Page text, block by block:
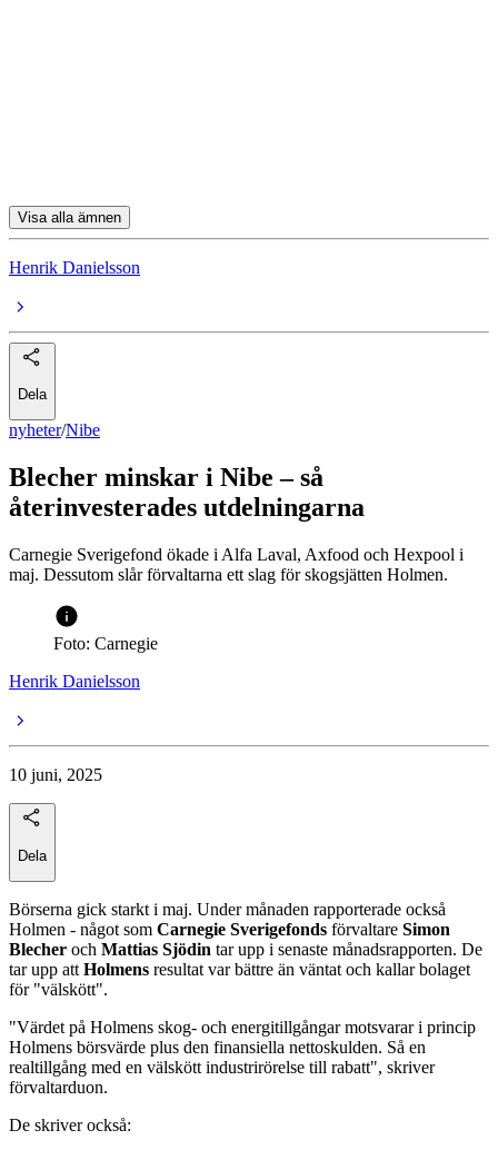
Visa alla ämnen
Henrik Danielsson
Dela
nyheter/Nibe
Blecher minskar i Nibe – så
återinvesterades utdelningarna
Carnegie Sverigefond ökade i Alfa Laval, Axfood och Hexpool i
maj. Dessutom slår förvaltarna ett slag för skogsjätten Holmen.
Foto: Carnegie
Henrik Danielsson
10 juni, 2025
Dela
Börserna gick starkt i maj. Under månaden rapporterade också
Holmen - något som Carnegie Sverigefonds förvaltare Simon
Blecher och Mattias Sjödin tar upp i senaste månadsrapporten. De
tar upp att Holmens resultat var bättre än väntat och kallar bolaget
för "välskött".
"Värdet på Holmens skog- och energitillgångar motsvarar i princip
Holmens börsvärde plus den finansiella nettoskulden. Så en
realtillgång med en välskött industrirörelse till rabatt", skriver
förvaltarduon.
De skriver också: